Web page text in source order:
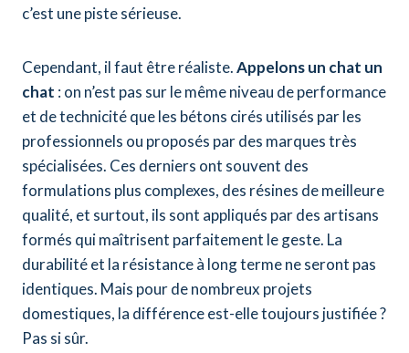
c’est une piste sérieuse.
Cependant, il faut être réaliste.Appelons un chat un
chat : on n’est pas sur le même niveau de performance
et de technicité que les bétons cirés utilisés par les
professionnels ou proposés par des marques très
spécialisées. Ces derniers ont souvent des
formulations plus complexes, des résines de meilleure
qualité, et surtout, ils sont appliqués par des artisans
formés qui maîtrisent parfaitement le geste. La
durabilité et la résistance à long terme ne seront pas
identiques. Mais pour de nombreux projets
domestiques, la différence est-elle toujours justifiée ?
Pas si sûr.